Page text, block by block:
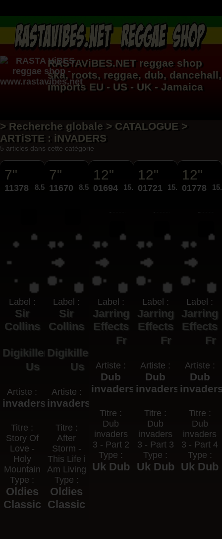
RASTAViBES.NET reggae shop
ska, roots, reggae, dub, dancehall,
imports EU - US - UK - Jamaica
> Recherche globale > CATALOGUE >
ARTiSTE : iNVADERS
5 articles dans cette catégorie
7"
11378 8.50€
Label :
Sir
Collins
Digikiller
Us
Artiste :
invaders
Titre :
Story Of
Love -
Holy
Mountain
Type :
Oldies
Classic
7"
11670 8.50€
Label :
Sir
Collins
Digikiller
Us
Artiste :
invaders
Titre :
After
Storm -
This Life i
Am Living
Type :
Oldies
Classic
12"
01694 15.95€
Label :
Jarring
Effects
Fr
Artiste :
Dub
invaders
Titre :
Dub
invaders
3 - Part 2
Type :
Uk Dub
12"
01721 15.95€
Label :
Jarring
Effects
Fr
Artiste :
Dub
invaders
Titre :
Dub
invaders
3 - Part 3
Type :
Uk Dub
12"
01778
Label :
Jarring
Effects
Fr
Artiste :
Dub
Titre :
Dub
invaders
3 - Part 4
Type :
Uk Dub